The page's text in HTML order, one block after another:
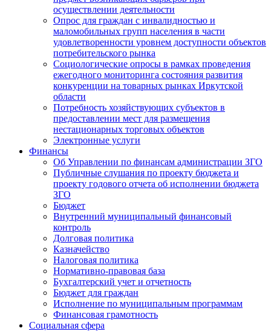
осуществлении деятельности
Опрос для граждан с инвалидностью и
маломобильных групп населения в части
удовлетворенности уровнем доступности объектов
потребительского рынка
Социологические опросы в рамках проведения
ежегодного мониторинга состояния развития
конкуренции на товарных рынках Иркутской
области
Потребность хозяйствующих субъектов в
предоставлении мест для размещения
нестационарных торговых объектов
Электронные услуги
Финансы
Об Управлении по финансам администрации ЗГО
Публичные слушания по проекту бюджета и
проекту годового отчета об исполнении бюджета
ЗГО
Бюджет
Внутренний муниципальный финансовый
контроль
Долговая политика
Казначейство
Налоговая политика
Нормативно-правовая база
Бухгалтерский учет и отчетность
Бюджет для граждан
Исполнение по муниципальным программам
Финансовая грамотность
Социальная сфера